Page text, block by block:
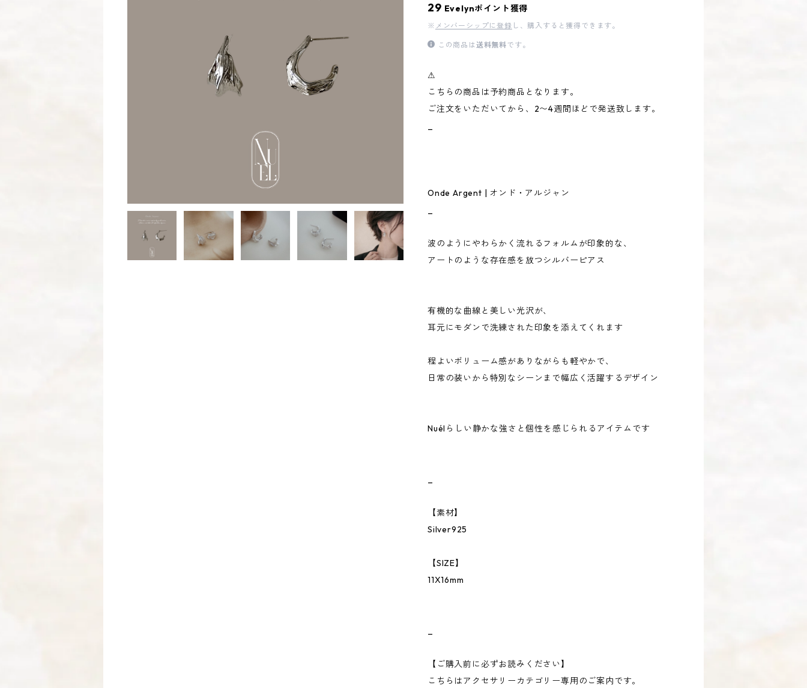
29 Evelynポイント獲得
※ メンバーシップに登録 し、購入すると獲得できます。
この商品は送料無料です。
⚠︎
こちらの商品は予約商品となります。
ご注文をいただいてから、2〜4週間ほどで発送致します。
Onde Argent | オンド・アルジャン
波のようにやわらかく流れるフォルムが印象的な、
アートのような存在感を放つシルバーピアス
有機的な曲線と美しい光沢が、
耳元にモダンで洗練された印象を添えてくれます
程よいボリューム感がありながらも軽やかで、
日常の装いから特別なシーンまで幅広く活躍するデザイン
Nuélらしい静かな強さと個性を感じられるアイテムです
【素材】
Silver925
【SIZE】
11X16mm
【ご購入前に必ずお読みください】
こちらはアクセサリーカテゴリー専用のご案内です。